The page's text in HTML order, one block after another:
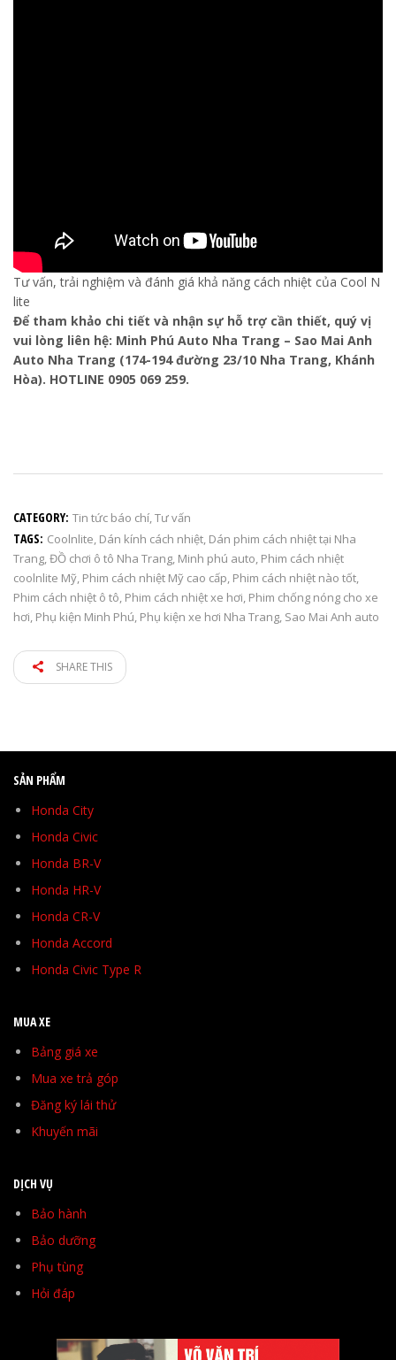
Tư vấn, trải nghiệm và đánh giá khả năng cách nhiệt của Cool N
lite
Để tham khảo chi tiết và nhận sự hỗ trợ cần thiết, quý vị
vui lòng liên hệ: Minh Phú Auto Nha Trang – Sao Mai Anh
Auto Nha Trang (174-194 đường 23/10 Nha Trang, Khánh
Hòa). HOTLINE 0905 069 259.
CATEGORY: Tin tức báo chí,Tư vấn
TAGS: Coolnlite, Dán kính cách nhiệt, Dán phim cách nhiệt tại Nha
Trang,ĐỒ chơi ô tô Nha Trang, Minh phú auto, Phim cách nhiệt
coolnlite Mỹ, Phim cách nhiệt Mỹ cao cấp, Phim cách nhiệt nào tốt,
Phim cách nhiệt ô tô, Phim cách nhiệt xe hơi, Phim chống nóng cho xe
hơi, Phụ kiện Minh Phú, Phụ kiện xe hơi Nha Trang, Sao Mai Anh auto
SHARE THIS
SẢN PHẨM
Honda City
Honda Civic
Honda BR-V
Honda HR-V
Honda CR-V
Honda Accord
Honda Civic Type R
MUA XE
Bảng giá xe
Mua xe trả góp
Đăng ký lái thử
Khuyến mãi
DỊCH VỤ
Bảo hành
Bảo dưỡng
Phụ tùng
Hỏi đáp